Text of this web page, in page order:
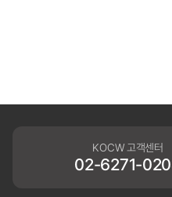
KOCW 고객센터
02-6271-